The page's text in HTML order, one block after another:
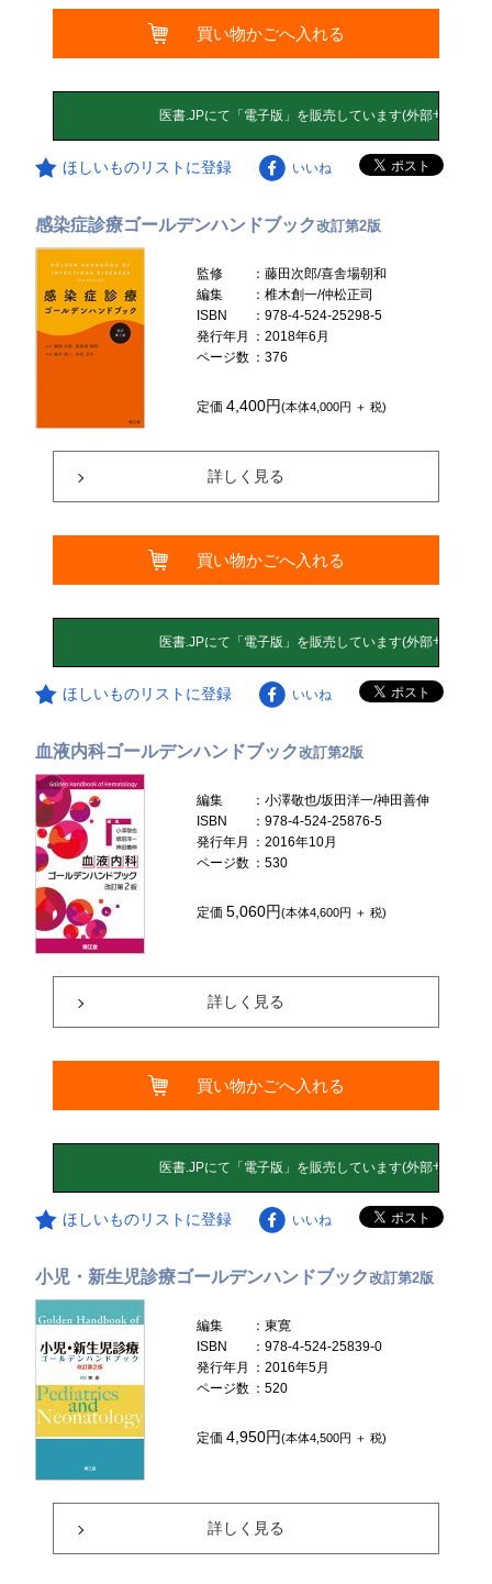
買い物かごへ入れる
ほしいものリストに登録 いいね
感染症診療ゴールデンハンドブック改訂第2版
監修
：藤田次郎/喜舎場朝和
編集
：椎木創一/仲松正司
ISBN
：978-4-524-25298-5
発行年月
：2018年6月
ページ数 ：376
定価4,400円(本体4,000円 ＋ 税)
詳しく見る
買い物かごへ入れる
ほしいものリストに登録 いいね
血液内科ゴールデンハンドブック改訂第2版
編集
：小澤敬也/坂田洋一/神田善伸
ISBN
：978-4-524-25876-5
発行年月
：2016年10月
ページ数 ：530
定価5,060円(本体4,600円 ＋ 税)
詳しく見る
買い物かごへ入れる
ほしいものリストに登録 いいね
小児・新生児診療ゴールデンハンドブック改訂第2版
編集
：東寛
ISBN
：978-4-524-25839-0
発行年月
：2016年5月
ページ数 ：520
定価4,950円(本体4,500円 ＋ 税)
詳しく見る